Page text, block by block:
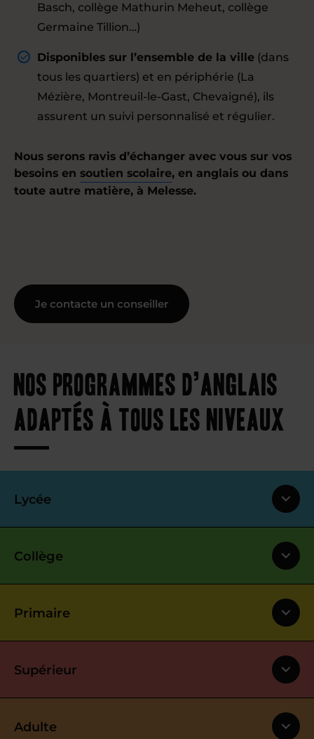
Basch, collège Mathurin Meheut, collège
Germaine Tillion…)
Disponibles sur l’ensemble de la ville (dans
tous les quartiers) et en périphérie (La
Mézière, Montreuil-le-Gast, Chevaigné), ils
assurent un suivi personnalisé et régulier.
Nous serons ravis d’échanger avec vous sur vos
besoins en soutien scolaire, en anglais ou dans
toute autre matière, à Melesse.
Je contacte un conseiller
Nos programmes d’anglais
adaptés à tous les niveaux
Lycée
Collège
Primaire
Supérieur
Adulte